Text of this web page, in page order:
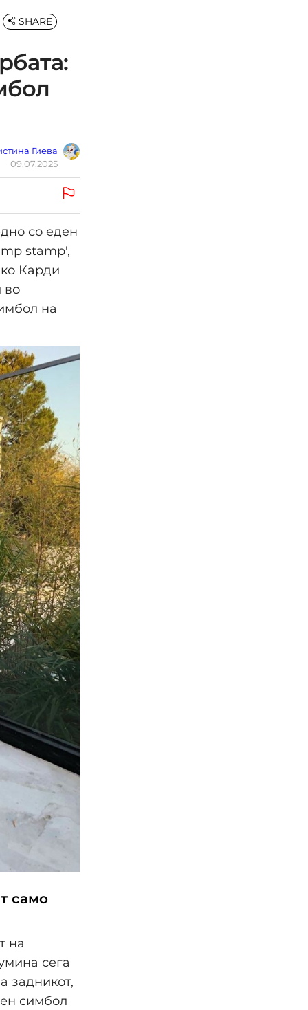
Гиева
09.07.2025
SHARE
со еден
stamp',
Карди
во
на
само
на
сега
задникот,
симбол